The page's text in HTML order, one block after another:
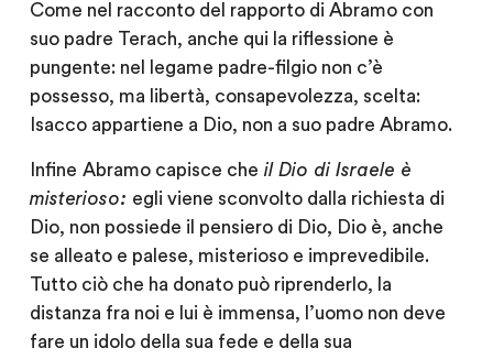
Come nel racconto del rapporto di Abramo con
suo padre Terach, anche qui la riflessione è
pungente: nel legame padre-filgio non c’è
possesso, ma libertà, consapevolezza, scelta:
Isacco appartiene a Dio, non a suo padre Abramo.
Infine Abramo capisce che il Dio di Israele è
misterioso: egli viene sconvolto dalla richiesta di
Dio, non possiede il pensiero di Dio, Dio è, anche
se alleato e palese, misterioso e imprevedibile.
Tutto ciò che ha donato può riprenderlo, la
distanza fra noi e lui è immensa, l’uomo non deve
fare un idolo della sua fede e della sua